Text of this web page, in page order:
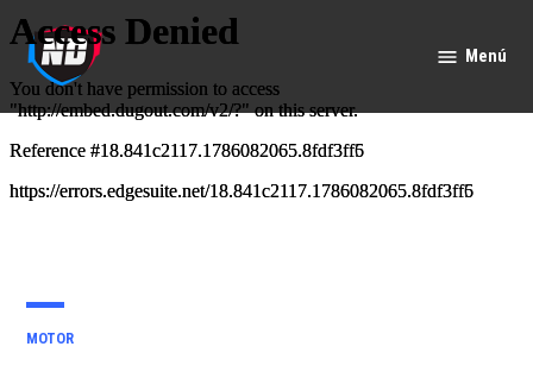
Saltar
al
contenido
Deportes
Menú
PUBLICADO
MOTOR